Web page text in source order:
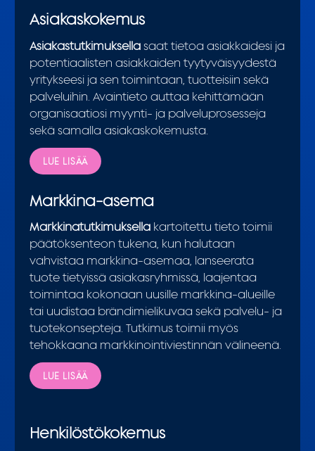
Asiakaskokemus
Asiakastutkimuksella saat tietoa asiakkaidesi ja
potentiaalisten asiakkaiden tyytyväisyydestä
yritykseesi ja sen toimintaan, tuotteisiin sekä
palveluihin. Avaintieto auttaa kehittämään
organisaatiosi myynti- ja palveluprosesseja
sekä samalla asiakaskokemusta.
LUE LISÄÄ
Markkina-asema
Markkinatutkimuksellakartoitettu tieto toimii
päätöksenteon tukena, kun halutaan
vahvistaa markkina-asemaa, lanseerata
tuote tietyissä asiakasryhmissä, laajentaa
toimintaa kokonaan uusille markkina-alueille
tai uudistaa brändimielikuvaa sekä palvelu- ja
tuotekonsepteja. Tutkimus toimii myös
tehokkaana markkinointiviestinnän välineenä.
LUE LISÄÄ
Henkilöstökokemus